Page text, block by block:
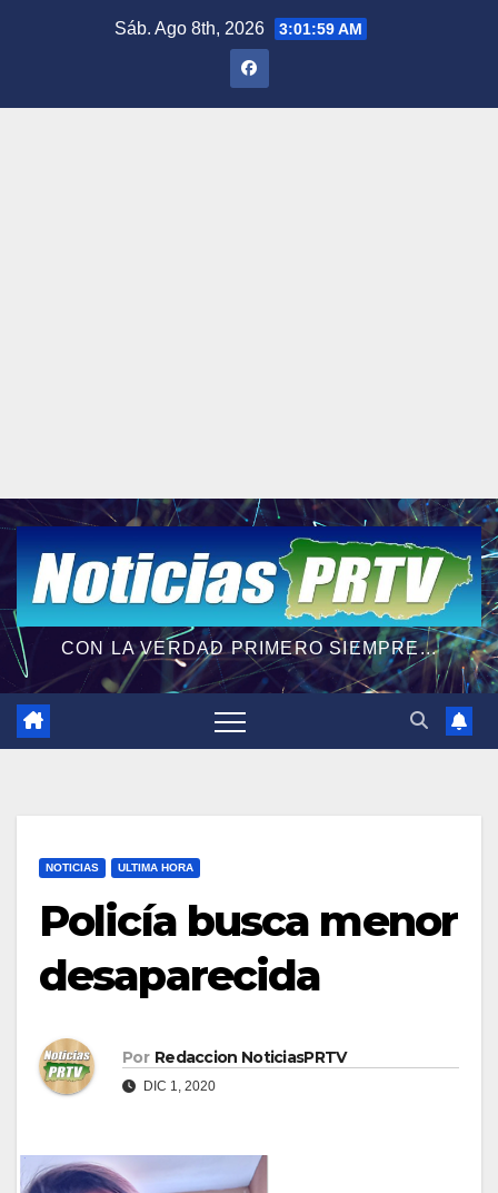
Sáb. Ago 8th, 2026 3:02:00 AM
CON LA VERDAD PRIMERO SIEMPRE...
NOTICIAS ULTIMA HORA
Policía busca menor
desaparecida
Por Redaccion NoticiasPRTV
DIC 1, 2020